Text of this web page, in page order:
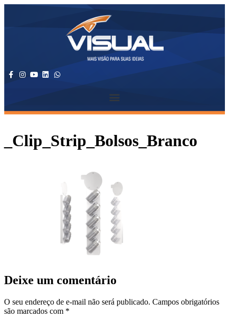
_Clip_Strip_Bolsos_Branco
Deixe um comentário
O seu endereço de e-mail não será publicado. Campos obrigatórios
são marcados com *